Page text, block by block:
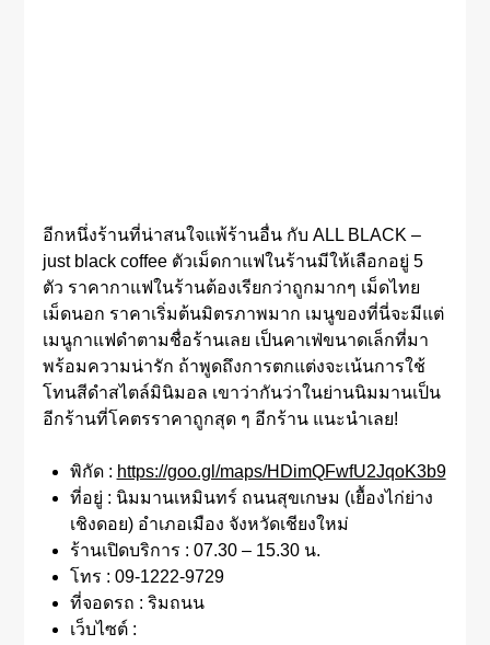
อีกหนึ่งร้านที่น่าสนใจแพ้ร้านอื่น กับ ALL BLACK –
just black coffee ตัวเม็ดกาแฟในร้านมีให้เลือกอยู่ 5
ตัว ราคากาแฟในร้านต้องเรียกว่าถูกมากๆ เม็ดไทย
เม็ดนอก ราคาเริ่มต้นมิตรภาพมาก เมนูของที่นี่จะมีแต่
เมนูกาแฟดำตามชื่อร้านเลย เป็นคาเฟ่ขนาดเล็กที่มา
พร้อมความน่ารัก ถ้าพูดถึงการตกแต่งจะเน้นการใช้
โทนสีดำสไตล์มินิมอล เขาว่ากันว่าในย่านนิมมานเป็น
อีกร้านที่โคตรราคาถูกสุด ๆ อีกร้าน แนะนำเลย!
พิกัด : https://goo.gl/maps/HDimQFwfU2JqoK3b9
ที่อยู่ : นิมมานเหมินทร์ ถนนสุขเกษม (เยื้องไก่ย่าง
เชิงดอย) อำเภอเมือง จังหวัดเชียงใหม่
ร้านเปิดบริการ : 07.30 – 15.30 น.
โทร : 09-1222-9729
ที่จอดรถ : ริมถนน
เว็บไซต์ :